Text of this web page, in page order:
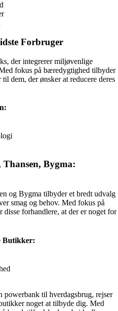
Forbruger
der integrerer miljøvenlige
fokus på bæredygtighed tilbyder
dem, der ønsker at reducere deres
Bygma:
og Bygma tilbyder et bredt udvalg
smag og behov. Med fokus på
forhandlere, at der er noget for
Butikker:
powerbank til hverdagsbrug, rejser
noget at tilbyde dig. Med